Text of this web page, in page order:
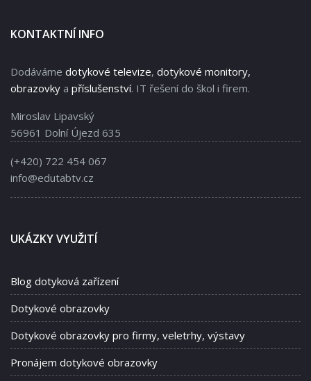
KONTAKTNÍ INFO
Dodáváme dotykové televize, dotykové monitory,
obrazovky a příslušenství. IT řešení do škol i firem.
Miroslav Lipavský
56961 Dolní Újezd 635
(+420) 722 454 067
info@edutabtv.cz
UKÁZKY VYUŽITÍ
Blog dotyková zařízení
Dotykové obrazovky
Dotykové obrazovky pro firmy, veletrhy, výstavy
Pronájem dotykové obrazovky